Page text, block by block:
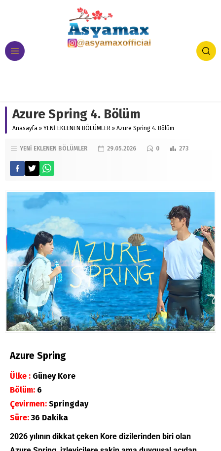
Azure Spring 4. Bölüm
Anasayfa » YENİ EKLENEN BÖLÜMLER » Azure Spring 4. Bölüm
YENİ EKLENEN BÖLÜMLER 29.05.2026 0 273
Azure Spring
Ülke : Güney Kore
Bölüm: 6
Çevirmen: Springday
Süre: 36 Dakika
2026 yılının dikkat çeken Kore dizilerinden biri olan